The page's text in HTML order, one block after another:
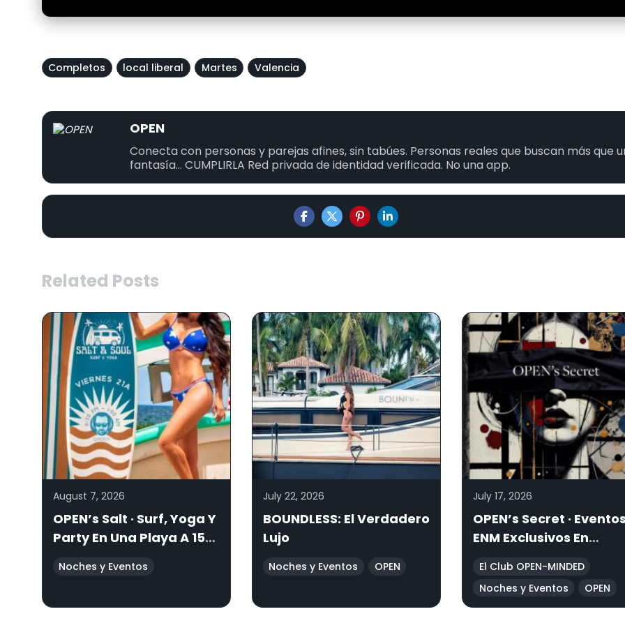
Completos local liberal Martes Valencia
OPEN
Conecta con personas y parejas afines, sin tabúes. Personas reales que buscan más que
fantasía... CUMPLIRLA Red privada de identidad verificada. No una app.
Related Posts
August 7, 2026
OPEN’s Salt · Surf, Yoga Y
Party En Una Playa A 15
Noches y Eventos
July 22, 2026
BOUNDLESS: El Verdadero
Lujo
Noches y Eventos OPEN
July 17, 2026
OPEN’s Secret ·
ENM Exclusivos En
El Club OPEN-MINDED
Noches y Eventos
OPEN